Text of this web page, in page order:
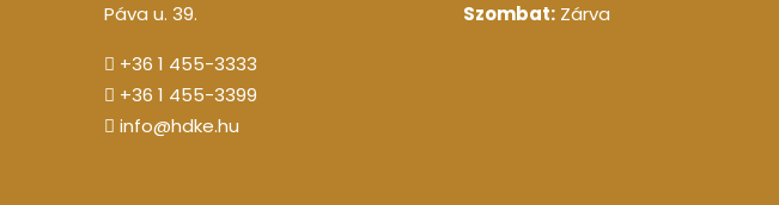
Páva u. 39.
+36 1 455-3333
+36 1 455-3399
info@hdke.hu
Szombat: Zárva